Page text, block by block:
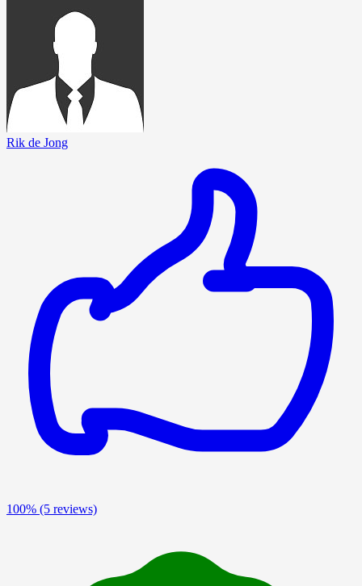
Rik de Jong
100% (5 reviews)